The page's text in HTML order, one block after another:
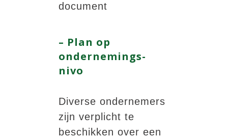
document
– Plan op
ondernemings-
nivo
Diverse ondernemers
zijn verplicht te
beschikken over een